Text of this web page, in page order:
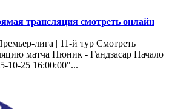
трансляция смотреть онлайн
лига | 11-й тур Смотреть
матча Пюник - Гандзасар Начало
10-25 16:00:00"...